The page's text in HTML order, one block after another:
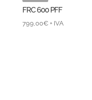
FRC 600 PFF
799,00€ + IVA